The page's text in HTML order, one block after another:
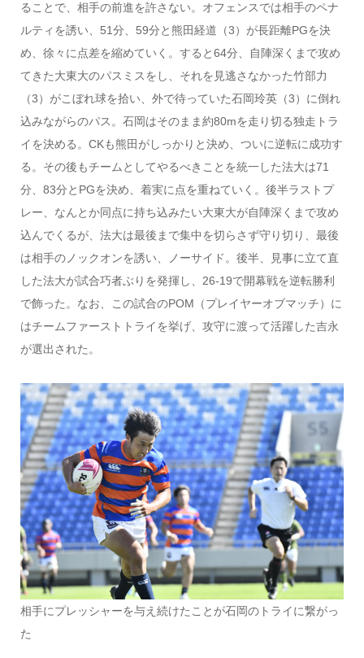
ることで、相手の前進を許さない。オフェンスでは相手のペナ
ルティを誘い、51分、59分と熊田経道（3）が長距離PGを決
め、徐々に点差を縮めていく。すると64分、自陣深くまで攻め
てきた大東大のパスミスをし、それを見逃さなかった竹部力
（3）がこぼれ球を拾い、外で待っていた石岡玲英（3）に倒れ
込みながらのパス。石岡はそのまま約80mを走り切る独走トラ
イを決める。CKも熊田がしっかりと決め、ついに逆転に成功す
る。その後もチームとしてやるべきことを統一した法大は71
分、83分とPGを決め、着実に点を重ねていく。後半ラストプ
レー、なんとか同点に持ち込みたい大東大が自陣深くまで攻め
込んでくるが、法大は最後まで集中を切らさず守り切り、最後
は相手のノックオンを誘い、ノーサイド。後半、見事に立て直
した法大が試合巧者ぶりを発揮し、26-19で開幕戦を逆転勝利
で飾った。なお、この試合のPOM（プレイヤーオブマッチ）に
はチームファーストトライを挙げ、攻守に渡って活躍した吉永
が選出された。
相手にプレッシャーを与え続けたことが石岡のトライに繋がっ
た